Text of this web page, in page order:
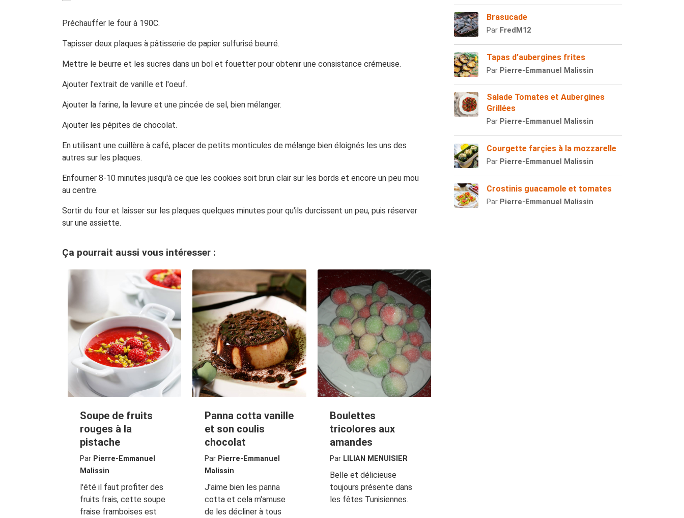
Préchauffer le four à 190C.
Tapisser deux plaques à pâtisserie de papier sulfurisé beurré.
Mettre le beurre et les sucres dans un bol et fouetter pour obtenir une consistance crémeuse.
Ajouter l'extrait de vanille et l'oeuf.
Ajouter la farine, la levure et une pincée de sel, bien mélanger.
Ajouter les pépites de chocolat.
En utilisant une cuillère à café, placer de petits monticules de mélange bien éloignés les uns des
autres sur ​​les plaques.
Enfourner 8-10 minutes jusqu'à ce que les cookies soit brun clair sur les bords et encore un peu mou
au centre.
Sortir du four et laisser sur les plaques quelques minutes pour qu'ils durcissent un peu, puis réserver
sur une assiette.
Ça pourrait aussi vous intéresser :
Soupe de fruits
rouges à la
pistache
Par Pierre-Emmanuel
Malissin
l'été il faut profiter des
fruits frais, cette soupe
fraise framboises est
Panna cotta vanille
et son coulis
chocolat
Par Pierre-Emmanuel
Malissin
J'aime bien les panna
cotta et cela m'amuse
de les décliner à tous
Boulettes
tricolores aux
amandes
Par LILIAN MENUISIER
Belle et délicieuse
toujours présente dans
les fêtes Tunisiennes.
Brasucade
Par FredM12
Tapas d’aubergines frites
Par Pierre-Emmanuel Malissin
Salade Tomates et Aubergines
Grillées
Par Pierre-Emmanuel Malissin
Courgette farçies à la mozzarelle
Par Pierre-Emmanuel Malissin
Crostinis guacamole et tomates
Par Pierre-Emmanuel Malissin